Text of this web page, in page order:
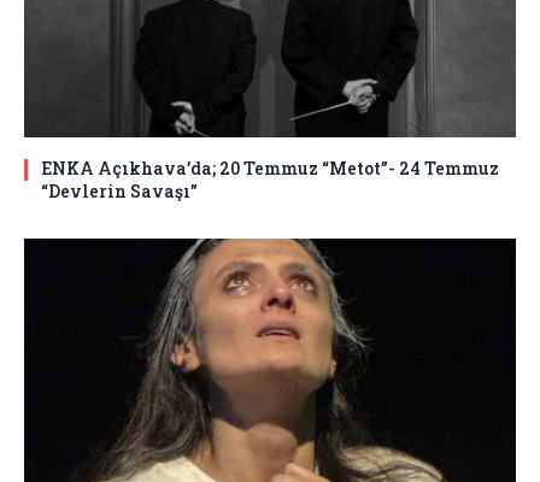
ENKA Açıkhava’da; 20 Temmuz “Metot”- 24 Temmuz
“Devlerin Savaşı”